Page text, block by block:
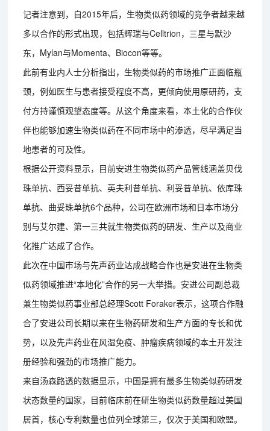
记者注意到，自2015年后，生物类似药领域的竞争者越来越
多以合作的形式出现，包括辉瑞与Celltrion，三星与默沙
东，Mylan与Momenta、Biocon等等。
此前有业内人士分析指出，生物类似药的市场推广正面临瓶
颈，例如医生与患者接受程度不高，更倾向使用原研药，支
付方持谨慎观望态度等。从这个角度来看，本土化的合作伙
伴也能够加速生物类似药在不同市场中的渗透，尽早满足当
地患者的可及性。
根据公开资料显示，目前安进生物类似药产品管线涵盖贝伐
珠单抗、西妥昔单抗、英夫利昔单抗、利妥昔单抗、依库珠
单抗、曲妥珠单抗6个品种，公司在欧洲市场和日本市场分
别与艾尔建、第一三共就生物类似药的研发、生产以及商业
化推广达成了合作。
此次在中国市场与先声药业达成战略合作也是安进在生物类
似药领域推进“本地化”合作的另一大举措。安进公司副总裁
兼生物类似药事业部总经理Scott Foraker表示，这项合作融
合了安进公司长期以来在生物药研发和生产方面的专长和优
势，以及先声药业在风湿免疫、肿瘤疾病领域的本土开发注
册经验和强劲的市场推广能力。
来自汤森路透的数据显示，中国是拥有最多生物类似药研发
状态数量的国家，目前临床前在研生物类似药数量超过美国
居首，核心专利数量也位列全球第三，仅次于美国和欧盟。